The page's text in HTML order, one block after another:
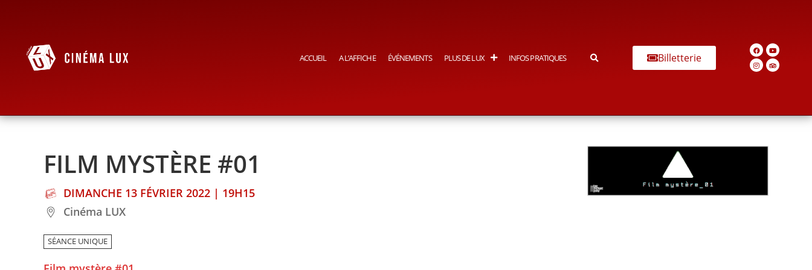
ACCUEIL A L’AFFICHE ÉVÉNEMENTS PLUS DE LUX INFOS PRATIQUES Billetterie
FILM MYSTÈRE #01
DIMANCHE 13 FÉVRIER 2022 | 19H15
Cinéma LUX
SÉANCE UNIQUE